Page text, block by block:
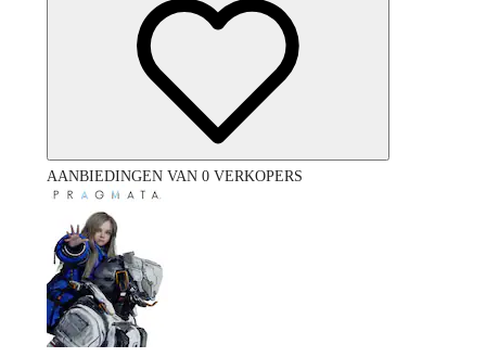
AANBIEDINGEN VAN 0 VERKOPERS